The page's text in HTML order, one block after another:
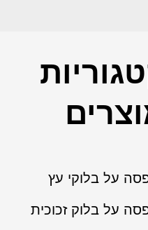
על בלוקי עץ
על בלוק זכוכית